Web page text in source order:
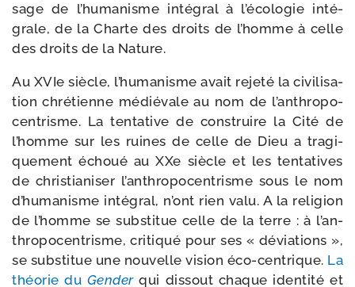
sage de l’hu­ma­nisme inté­gral à l’écologie inté­
grale, de la Charte des droits de l’homme à celle
des droits de la Nature.
Au XVIe siècle, l’hu­ma­nisme avait reje­té la civi­li­sa­
tion chré­tienne médié­vale au nom de l’an­thro­po­
cen­trisme. La ten­ta­tive de construire la Cité de
l’homme sur les ruines de celle de Dieu a tra­gi­
que­ment échoué au XXe siècle et les ten­ta­tives
de chris­tia­ni­ser l’an­thro­po­cen­trisme sous le nom
d’hu­ma­nisme inté­gral, n’ont rien valu. A la reli­gion
de l’homme se sub­sti­tue celle de la terre : à l’an­
thro­po­cen­trisme, cri­ti­qué pour ses « dévia­tions »,
se sub­sti­tue une nou­velle vision éco-​centrique. La
théo­rie du Genderqui dis­sout chaque iden­ti­té et